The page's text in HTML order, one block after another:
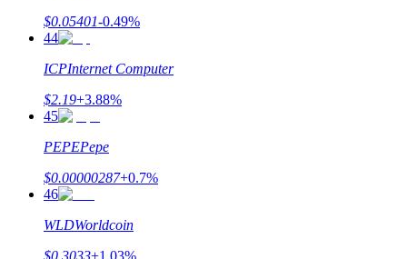
Больше событий
Выигрывайте призы и эксклюзивные награды
ЛогинЗарегистрироваться
$0.05401-0.49%
44
ICPInternet Computer
$2.19+3.88%
45
PEPEPepe
$0.00000287+0.7%
46
WLDWorldcoin
$0.3033+1.03%